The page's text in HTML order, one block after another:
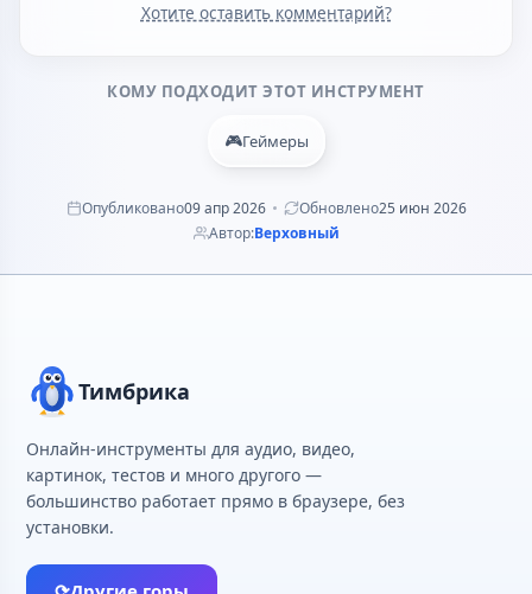
Хотите оставить комментарий?
КОМУ ПОДХОДИТ ЭТОТ ИНСТРУМЕНТ
🎮Геймеры
Опубликовано09 апр 2026 Обновлено25 июн 2026
Автор:Верховный
Тимбрика
Онлайн-инструменты для аудио, видео,
картинок, тестов и много другого —
большинство работает прямо в браузере, без
установки.